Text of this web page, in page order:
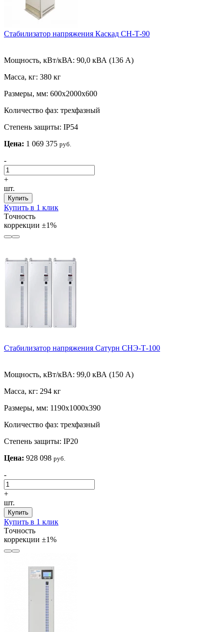
Стабилизатор напряжения Каскад СН-Т-90
Мощность, кВт/кВА: 90,0 кВА (136 А)
Масса, кг: 380 кг
Размеры, мм: 600х2000х600
Количество фаз: трехфазный
Степень защиты: IP54
Цена: 1 069 375 руб.
-
+
шт.
Купить
Купить в 1 клик
Tочность
коррекции ±1%
Стабилизатор напряжения Сатурн СНЭ-Т-100
Мощность, кВт/кВА: 99,0 кВА (150 А)
Масса, кг: 294 кг
Размеры, мм: 1190х1000х390
Количество фаз: трехфазный
Степень защиты: IP20
Цена: 928 098 руб.
-
+
шт.
Купить
Купить в 1 клик
Tочность
коррекции ±1%